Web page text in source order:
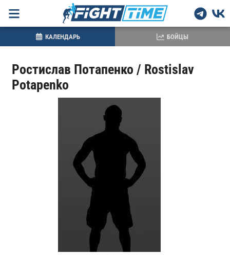
Ростислав Потапенко / Rostislav
Potapenko
КАЛЕНДАРЬ БОЙЦЫ